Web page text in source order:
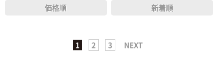
価格順 新着順
1 2 3 NEXT